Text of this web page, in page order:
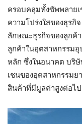
ครอบคลุมทั้งซัพพลาย
ความโปร่งใสของธุรกิ
ลักษณะธุรกิจของลูกค้
ลูกค้าในอุตสาหกรรม
หลัก ซึ่งในอนาคต บริ
เชนของอุตสาหกรรม
สินค้าที่มีมูลค่าสูงต่อไป